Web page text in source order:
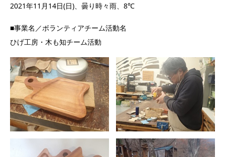
2021年11月14日(日)、曇り時々雨、8℃
■事業名／ボランティアチーム活動名
ひげ工房・木も知チーム活動